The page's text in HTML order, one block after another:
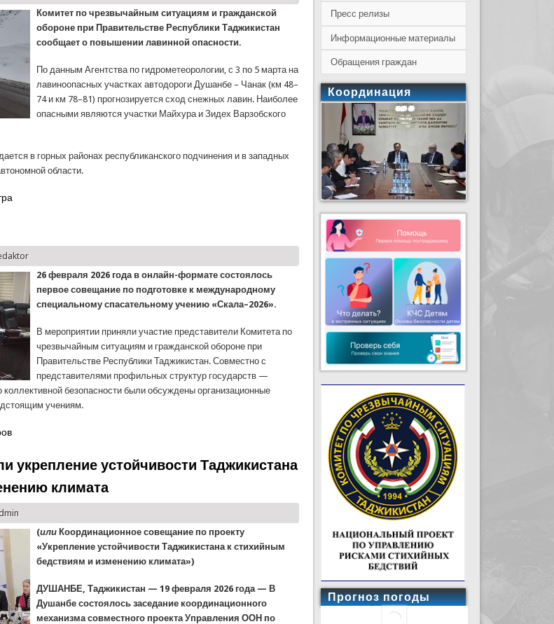
Комитет по чрезвычайным ситуациям и гражданской
обороне при Правительстве Республики Таджикистан
сообщает о повышении лавинной опасности.
По данным Агентства по гидрометеорологии, с 3 по 5 марта на
лавиноопасных участках автодороги Душанбе – Чанак (км 48–
74 и км 78–81) прогнозируется сход снежных лавин. Наиболее
опасными являются участки Майхура и Зидех Варзобского
в горных районах республиканского подчинения и в западных
области.
о лавинной опасности на автодороге Душанбе – Чанак и в горных районах
26 февраля 2026 года в онлайн-формате состоялось
первое совещание по подготовке к международному
специальному спасательному учению «Скала–2026».
В мероприятии приняли участие представители Комитета по
чрезвычайным ситуациям и гражданской обороне при
Правительстве Республики Таджикистан. Совместно с
представителями профильных структур государств —
коллективной безопасности были обсуждены организационные
учениям.
укрепление устойчивости Таджикистана
климата
(или Координационное совещание по проекту
«Укрепление устойчивости Таджикистана к стихийным
бедствиям и изменению климата»)
ДУШАНБЕ, Таджикистан — 19 февраля 2026 года — В
Душанбе состоялось заседание координационного
механизма совместного проекта Управления ООН по
Пресс релизы
Информационные материалы
Обращения граждан
Координация
Прогноз погоды